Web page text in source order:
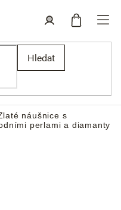
Hledat
náušnice s
perlami a diamanty